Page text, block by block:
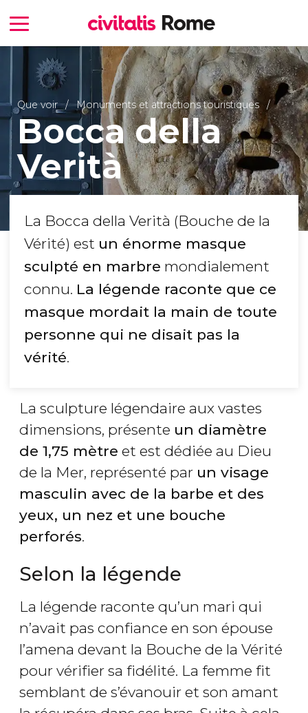
Que voir Monuments et attractions touristiques
Bocca della
Verità
La Bocca della Verità (Bouche de la
Vérité) est un énorme masque
sculpté en marbre mondialement
connu. La légende raconte que ce
masque mordait la main de toute
personne qui ne disait pas la
vérité.
La sculpture légendaire aux vastes
dimensions, présente un diamètre
de 1,75 mètre et est dédiée au Dieu
de la Mer, représenté par un visage
masculin avec de la barbe et des
yeux, un nez et une bouche
perforés.
Selon la légende
La légende raconte qu’un mari qui
n’avait pas confiance en son épouse
l’amena devant la Bouche de la Vérité
pour vérifier sa fidélité. La femme fit
semblant de s’évanouir et son amant